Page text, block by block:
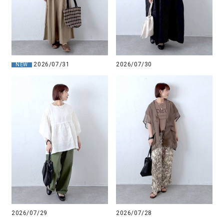
NEW 2026/07/31 2026/07/30
2026/07/29 2026/07/28